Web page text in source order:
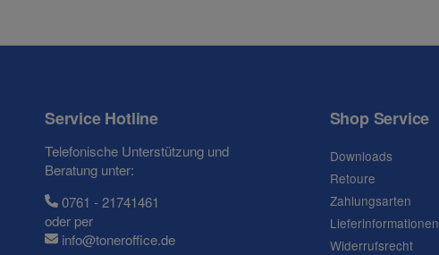
Service Hotline
Telefonische Unterstützung und
Beratung unter:
0761 - 21741461
oder per
info@toneroffice.de
Shop Service
Downloads
Retoure
Zahlungsarten
Lieferinformationen
Widerrufsrecht